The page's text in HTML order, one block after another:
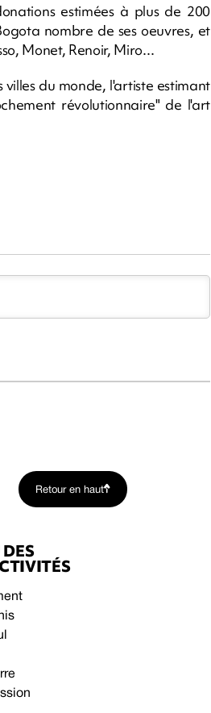
estimées à plus de 200
nombre de ses oeuvres, et
Monet, Renoir, Miro...
villes du monde, l'artiste estimant
révolutionnaire" de l'art
Retour en haut
DES